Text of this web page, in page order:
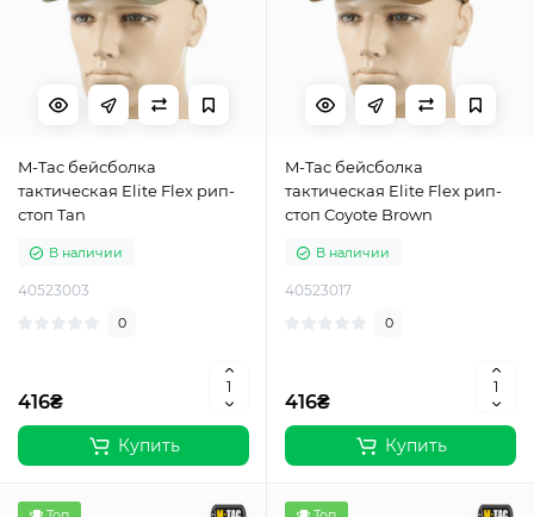
M-Tac бейсболка
тактическая Elite Flex рип-
стоп Tan
В наличии
40523003
0
416₴
Купить
M-Tac бейсболка
тактическая Elite Flex рип-
стоп Coyote Brown
В наличии
40523017
0
416₴
Купить